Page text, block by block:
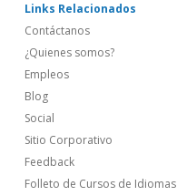
Links Relacionados
Contáctanos
¿Quienes somos?
Empleos
Blog
Social
Sitio Corporativo
Feedback
Folleto de Cursos de Idiomas